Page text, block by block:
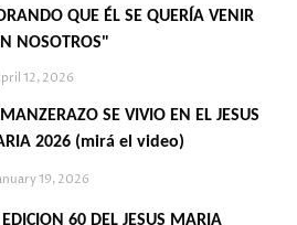
QUE ÉL SE QUERÍA VENIR
NOSOTROS"
12, 2026
SE VIVIO EN EL JESUS
2026 (mirá el video)
19, 2026
EDICION 60 DEL JESUS MARIA